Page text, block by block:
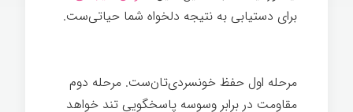
برای دستیابی به نتیجه دلخواه شما حیاتی‌ست.
مرحله اول حفظ خونسردی‌تان‌ست. مرحله دوم
مقاومت در برابر وسوسه پاسخگویی تند خواهد